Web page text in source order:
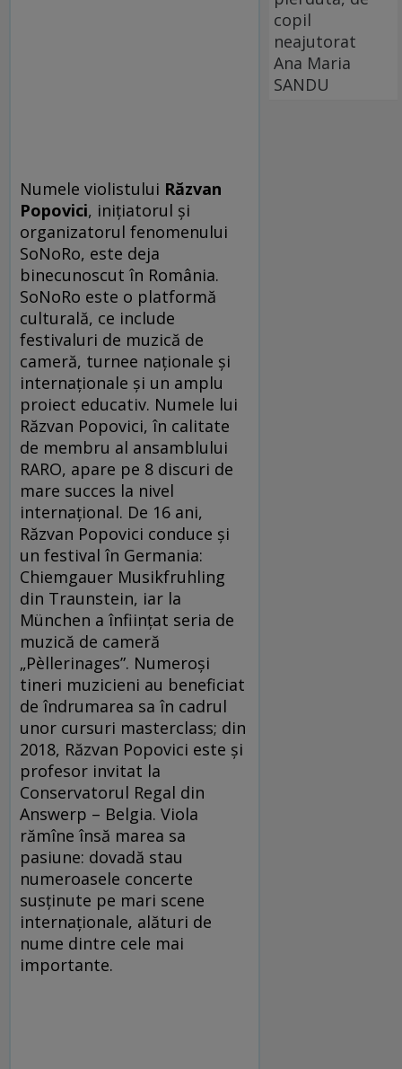
Numele violistului Răzvan
Popovici, inițiatorul și
organizatorul fenomenului
SoNoRo, este deja
binecunoscut în România.
SoNoRo este o platformă
culturală, ce include
festivaluri de muzică de
cameră, turnee naționale și
internaționale și un amplu
proiect educativ. Numele lui
Răzvan Popovici, în calitate
de membru al ansamblului
RARO, apare pe 8 discuri de
mare succes la nivel
internațional. De 16 ani,
Răzvan Popovici conduce și
un festival în Germania:
Chiemgauer Musikfruhling
din Traunstein, iar la
München a înființat seria de
muzică de cameră
„Pèllerinages”. Numeroși
tineri muzicieni au beneficiat
de îndrumarea sa în cadrul
unor cursuri masterclass; din
2018, Răzvan Popovici este și
profesor invitat la
Conservatorul Regal din
Answerp – Belgia. Viola
rămîne însă marea sa
pasiune: dovadă stau
numeroasele concerte
susținute pe mari scene
internaționale, alături de
nume dintre cele mai
importante.
copil
neajutorat
Ana Maria
SANDU